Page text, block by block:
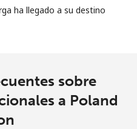
ha llegado a su destino
sobre
a Poland